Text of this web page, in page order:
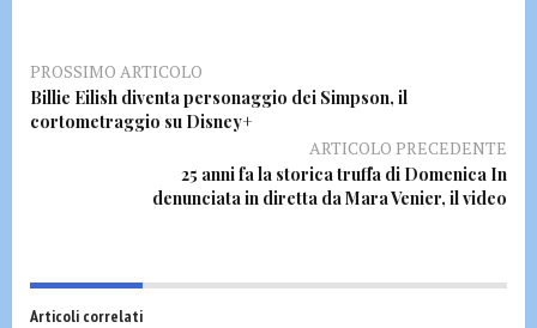
PROSSIMO ARTICOLO
Billie Eilish diventa personaggio dei Simpson, il
cortometraggio su Disney+
ARTICOLO PRECEDENTE
25 anni fa la storica truffa di Domenica In
denunciata in diretta da Mara Venier, il video
Articoli correlati